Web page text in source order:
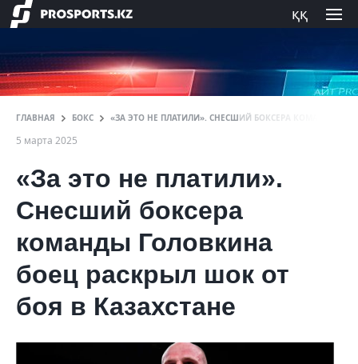
ққ
ГЛАВНАЯ БОКС «ЗА ЭТО НЕ ПЛАТИЛИ». СНЕСШИЙ БОКСЕРА КОМАНДЫ
5 марта 2025
«За это не платили».
Снесший боксера
команды Головкина
боец раскрыл шок от
боя в Казахстане